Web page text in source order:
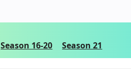
Season 16-20 Season 21